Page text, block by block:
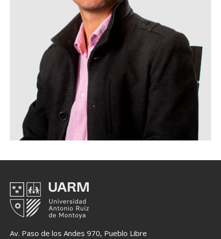
Av. Paso de los Andes 970, Pueblo Libre